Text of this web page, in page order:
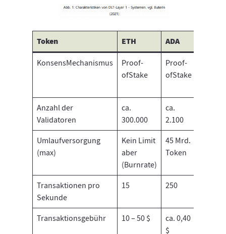
Token ETH ADA
KonsensMechanismus
Proof-
ofStake
Proof-
ofStake
Anzahl der
Validatoren
ca.
300.000
ca.
2.100
Umlaufversorgung
(max)
Kein Limit
aber
(Burnrate)
45 Mrd.
Token
Transaktionen pro
Sekunde
15 250
Transaktionsgebühr 10 – 50 $
ca. 0,40
$